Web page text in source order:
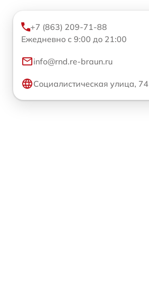
+7 (863) 209-71-88
Ежедневно с 9:00 до 21:00
info@rnd.re-braun.ru
Социалистическая улица, 74